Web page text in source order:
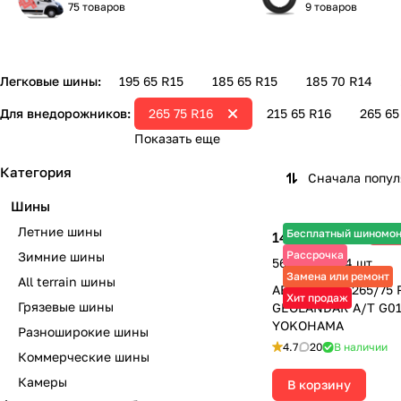
75 товаров 9 товаров
Легковые шины: 195 65 R15 185 65 R15 185 70 R14
Для внедорожников: 215 65 R16 265 65
265 75 R16
Показать еще
Сначала
Бесплатный
Рассрочка
Замена или ремонт
Хит продаж
14 150 ₽17 690 ₽ -
56 600 ₽ за 4 шт.
АВТОШИНЫ 265/75
GEOLANDAR A/T
YOKOHAMA
4.7 20 В наличии
В корзину
Категория
Шины
Летние шины
Зимние шины
All terrain шины
Грязевые шины
Разноширокие шины
Коммерческие шины
Камеры